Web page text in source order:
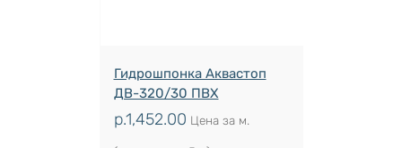
Гидрошпонка Аквастоп
ДВ-320/30 ПВХ
р.1,452.00 Цена за м.